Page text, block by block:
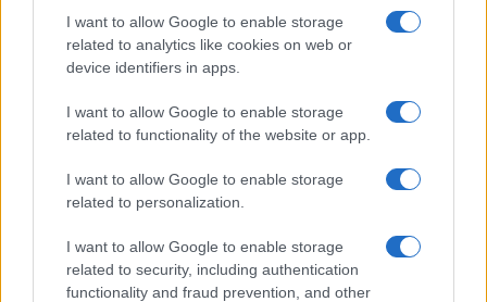
I want to allow Google to enable storage
related to analytics like cookies on web or
device identifiers in apps.
I want to allow Google to enable storage
related to functionality of the website or app.
I want to allow Google to enable storage
related to personalization.
I want to allow Google to enable storage
related to security, including authentication
functionality and fraud prevention, and other
Jornadas Nacionales de Movilidad
Erasmus+ en la Universidad de Jaén